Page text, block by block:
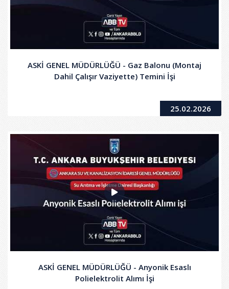
ASKİ GENEL MÜDÜRLÜĞÜ - Gaz Balonu (Montaj
Dahil Çalışır Vaziyette) Temini İşi
25.02.2026
ASKİ GENEL MÜDÜRLÜĞÜ - Anyonik Esaslı
Polielektrolit Alımı İşi